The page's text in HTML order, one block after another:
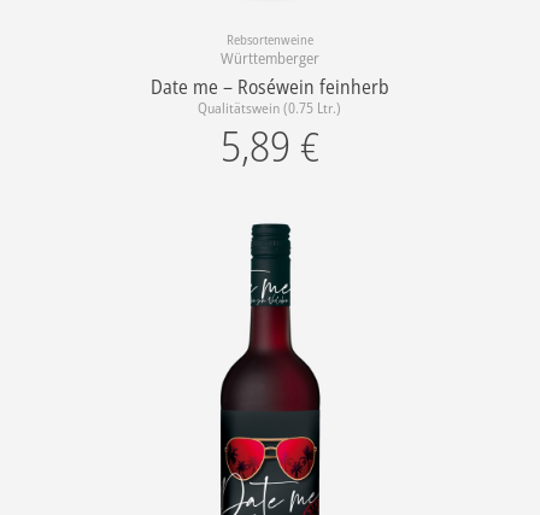
Rebsortenweine
Württemberger
Date me – Roséwein feinherb
Qualitätswein (0.75 Ltr.)
5,89 €